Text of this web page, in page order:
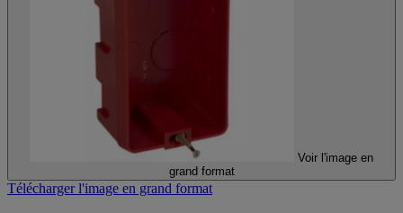
Voir l'image en
grand format
Télécharger l'image en grand format